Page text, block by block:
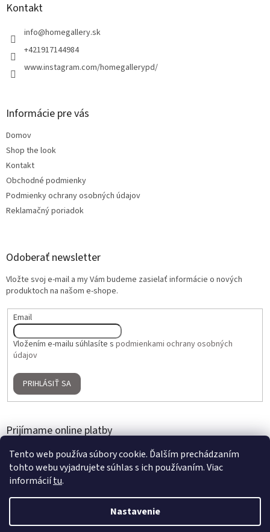
Tento web používa súbory cookie. Ďalším prechádzaním
tohto webu vyjadrujete súhlas s ich používaním. Viac
informáciítu.
Nastavenie
Kontakt
info@homegallery.sk
+421917144984
www.instagram.com/homegallerypd/
Informácie pre vás
Domov
Shop the look
Kontakt
Obchodné podmienky
Podmienky ochrany osobných údajov
Reklamačný poriadok
Odoberať newsletter
Vložte svoj e-mail a my Vám budeme zasielať informácie o nových
produktoch na našom e-shope.
Email
Vložením e-mailu súhlasíte s podmienkami ochrany osobných
údajov
PRIHLÁSIŤ SA
Prijímame online platby
Vytvoril Shoptet